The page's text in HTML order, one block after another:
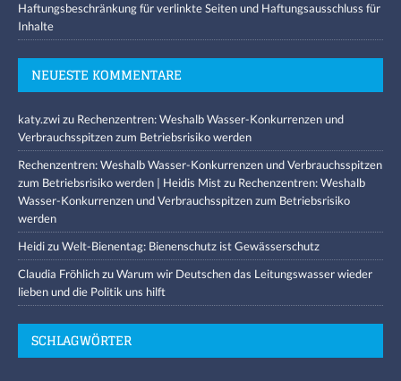
Haftungsbeschränkung für verlinkte Seiten und Haftungsausschluss für
Inhalte
NEUESTE KOMMENTARE
katy.zwizu Rechenzentren: Weshalb Wasser-Konkurrenzen und
Verbrauchsspitzen zum Betriebsrisiko werden
Rechenzentren: Weshalb Wasser-Konkurrenzen und Verbrauchsspitzen
zum Betriebsrisiko werden | Heidis Mistzu Rechenzentren: Weshalb
Wasser-Konkurrenzen und Verbrauchsspitzen zum Betriebsrisiko
werden
HeidizuWelt-Bienentag: Bienenschutz ist Gewässerschutz
Claudia FröhlichzuWarum wir Deutschen das Leitungswasser wieder
lieben und die Politik uns hilft
SCHLAGWÖRTER